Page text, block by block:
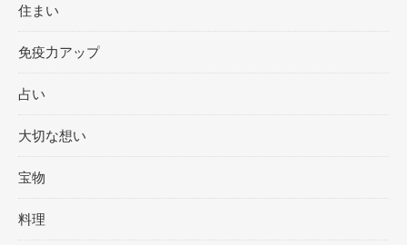
住まい
免疫力アップ
占い
大切な想い
宝物
料理